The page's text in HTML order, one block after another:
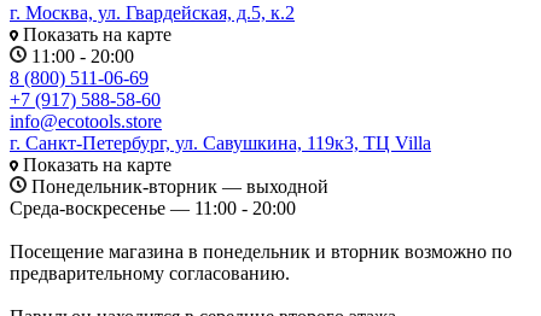
г. Москва, ул. Гвардейская, д.5, к.2
Показать на карте
11:00 - 20:00
8 (800) 511-06-69
+7 (917) 588-58-60
info@ecotools.store
г. Санкт-Петербург, ул. Савушкина, 119к3, ТЦ Villa
Показать на карте
Понедельник-вторник — выходной
Среда-воскресенье — 11:00 - 20:00
Посещение магазина в понедельник и вторник возможно по
предварительному согласованию.